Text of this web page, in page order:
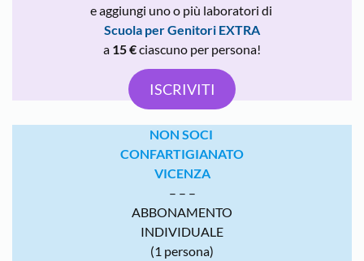
e aggiungi uno o più laboratori di
Scuola per Genitori EXTRA
a 15 €ciascuno per persona!
ISCRIVITI
NON SOCI
CONFARTIGIANATO
VICENZA
– – –
ABBONAMENTO
INDIVIDUALE
(1 persona)